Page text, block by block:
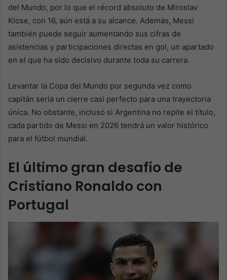
del Mundo, por lo que el récord absoluto de Miroslav
Klose, con 16, aún está a su alcance. Además, Messi
también puede seguir aumentando sus cifras de
asistencias y participaciones directas en gol, un apartado
en el que ha sido decisivo durante toda su carrera.
Levantar la Copa del Mundo por segunda vez como
capitán sería un cierre casi perfecto para una trayectoria
única. No obstante, incluso si Argentina no repite el título,
cada partido de Messi en 2026 tendrá un valor histórico
para el fútbol mundial.
El último gran desafío de
Cristiano Ronaldo con
Portugal